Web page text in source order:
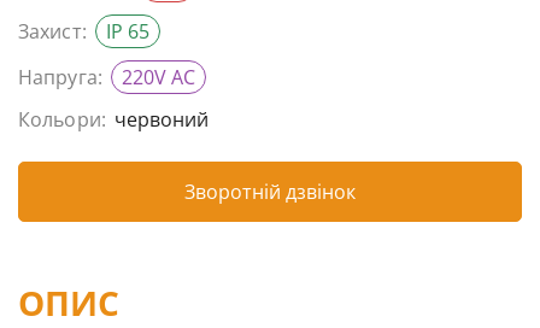
Захист:
IP 65
Напруга:
220V AC
Кольори: червоний
Зворотній дзвінок
ОПИС